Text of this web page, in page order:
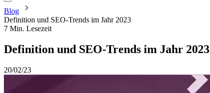
Blog
Definition und SEO-Trends im Jahr 2023
7 Min. Lesezeit
Definition und SEO-Trends im Jahr 2023
20/02/23